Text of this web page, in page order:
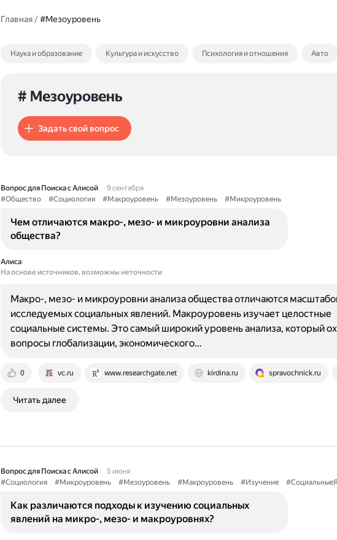
Главная/#Мезоуровень
Наука и образование Культура и искусство Психология и отношения Авто
# Мезоуровень
Задать свой вопрос
Вопрос для Поиска с Алисой
9 сентября
#Общество
#Социология #Макроуровень #Мезоуровень #Микроуровень
Чем отличаются макро-, мезо- и микроуровни анализа
общества?
Алиса
На основе источников, возможны неточности
0 vc.ru www.researchgate.net kirdina.ru spravochnick.ru
Макро-, мезо- и микроуровни анализа общества отличаются
исследуемых социальных явлений. Макроуровень изучает целостные
социальные системы. Это самый широкий уровень анализа, который
вопросы глобализации, экономического…
Читать далее
Вопрос для Поиска с Алисой
5 июня
#Социология
#Микроуровень #Мезоуровень #Макроуровень #Изучение
Как различаются подходы к изучению социальных
явлений на микро-, мезо- и макроуровнях?